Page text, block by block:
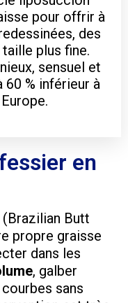
pour offrir à
des
plus fine.
sensuel et
60 % inférieur à
en
(Brazilian Butt
propre graisse
dans les
, galber
sans